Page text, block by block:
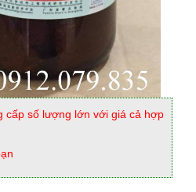
cấp số lượng lớn với giá cả hợp